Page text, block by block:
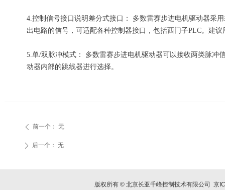
4.控制信号接口说明差分式接口： 多数雷赛步进电机驱动器采
出电路的信号，可适配各种控制器接口，包括西门子PLC。建
5.单/双脉冲模式： 多数雷赛步进电机驱动器可以接收两类脉
动器内部的跳线器进行选择。
ꄴ 前一个： 无
ꄲ 后一个： 无
版权所有 © 北京长亚千峰控制技术有限公司 京